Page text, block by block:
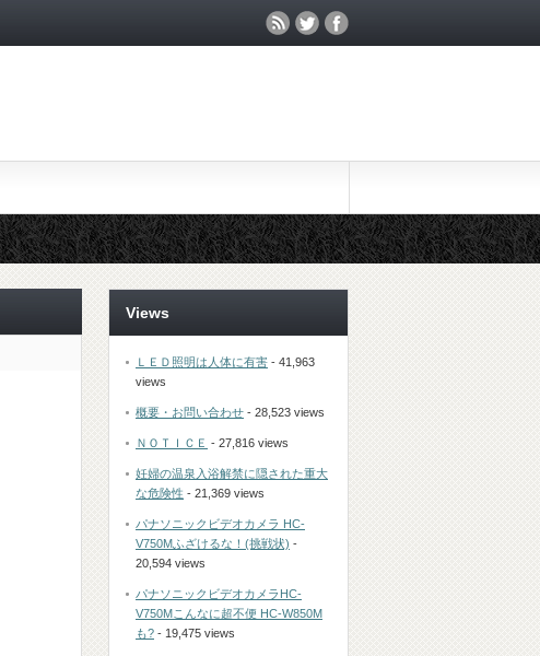
Views
ＬＥＤ照明は人体に有害 - 41,963
views
概要・お問い合わせ - 28,523 views
ＮＯＴＩＣＥ - 27,816 views
妊婦の温泉入浴解禁に隠された重大
な危険性 - 21,369 views
パナソニックビデオカメラ HC-
V750Mふざけるな！(挑戦状) -
20,594 views
パナソニックビデオカメラHC-
V750Mこんなに超不便 HC-W850M
も? - 19,475 views